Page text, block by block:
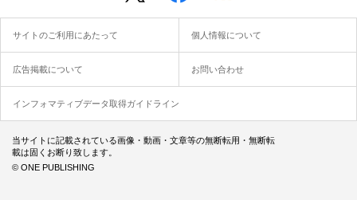
サイトのご利用にあたって 個人情報について
広告掲載について お問い合わせ
インフォマティブデータ取得ガイドライン
当サイトに記載されている画像・動画・文章等の無断転用・無断転
載は固くお断り致します。
© ONE PUBLISHING